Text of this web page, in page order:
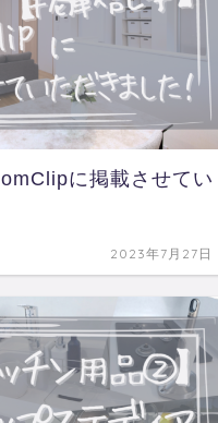
に掲載させてい
2023年7月27日